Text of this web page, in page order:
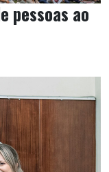
pessoas ao